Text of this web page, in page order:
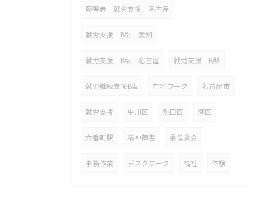
障害者 就労支援 名古屋
就労支援 B型 愛知
就労支援 B型 名古屋 就労支援 B型
就労継続支援B型 在宅ワーク 名古屋市
就労支援 中川区 熱田区 港区
六番町駅 精神障害 最低賃金
事務作業 デスクワーク 福祉 体験